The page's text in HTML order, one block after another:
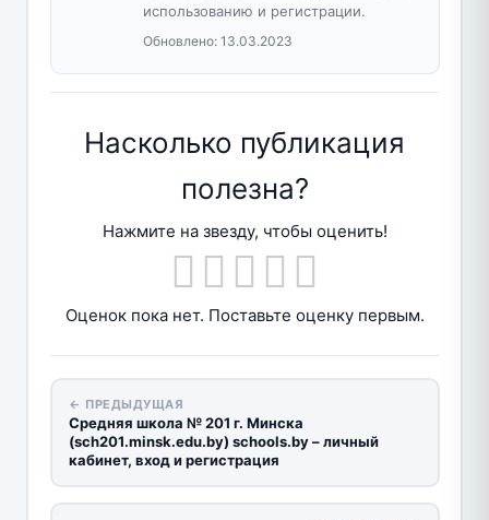
использованию и регистрации.
Обновлено: 13.03.2023
Насколько публикация
полезна?
Нажмите на звезду, чтобы оценить!
Оценок пока нет. Поставьте оценку первым.
← ПРЕДЫДУЩАЯ
Средняя школа № 201 г. Минска
(sch201.minsk.edu.by) schools.by – личный
кабинет, вход и регистрация